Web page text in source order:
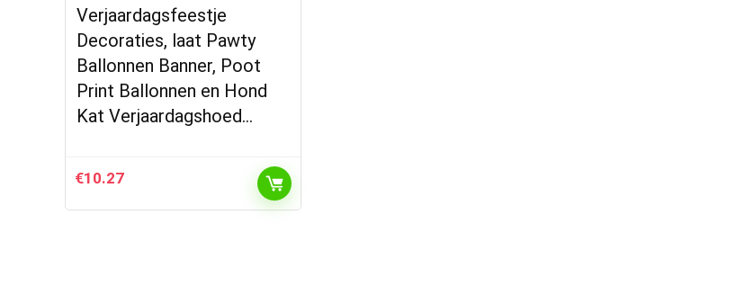
Verjaardagsfeestje
Decoraties, laat Pawty
Ballonnen Banner, Poot
Print Ballonnen en Hond
Kat Verjaardagshoed…
€10.27